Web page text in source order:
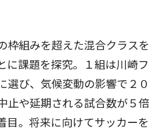
枠組みを超えた混合クラスを
に課題を探究。１組は川崎フ
選び、気候変動の影響で２０
止や延期される試合数が５倍
目。将来に向けてサッカーを